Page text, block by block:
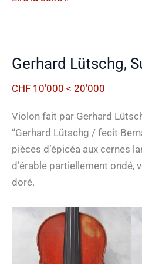
20e
Gerhard Lütschg,
CHF 10’000 < 20’000
Violon fait par Gerhard
“Gerhard Lütschg / fecit
pièces d’épicéa aux cernes
d’érable partiellement ondé,
doré.